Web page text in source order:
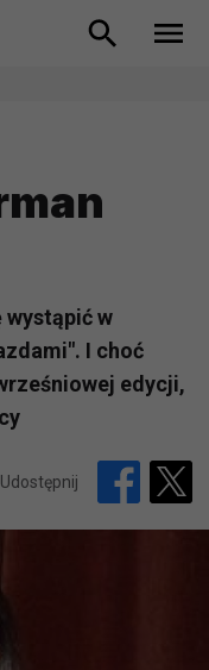
wystąpić w
I choć
edycji,
Udostępnij